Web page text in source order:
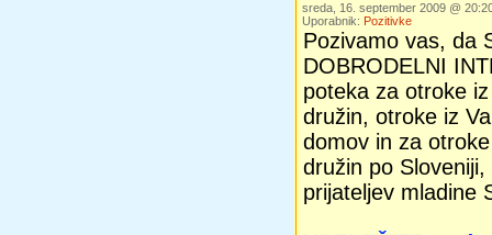
sreda, 16. september 2009 @
Uporabnik: Pozitivke
Pozivamo vas, da
DOBRODELNI
poteka za otroke
družin, otroke iz
domov in za
družin po
prijateljev mladine